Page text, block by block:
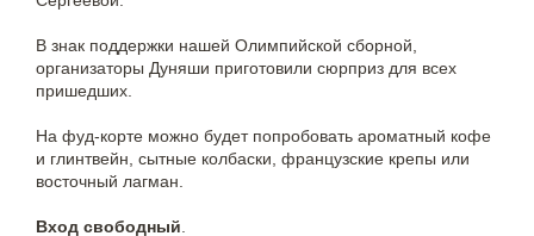
В знак поддержки нашей Олимпийской сборной,
организаторы Дуняши приготовили сюрприз для всех
пришедших.
На фуд-корте можно будет попробовать ароматный кофе
и глинтвейн, сытные колбаски, французские крепы или
восточный лагман.
Вход свободный